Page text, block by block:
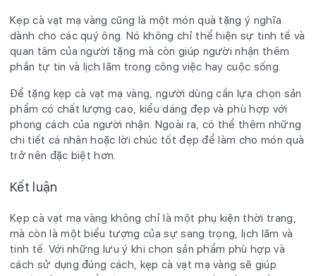
Kẹp cà vạt mạ vàng cũng là một món quà tặng ý nghĩa
dành cho các quý ông. Nó không chỉ thể hiện sự tinh tế và
quan tâm của người tặng mà còn giúp người nhận thêm
phần tự tin và lịch lãm trong công việc hay cuộc sống.
Để tặng kẹp cà vạt mạ vàng, người dùng cần lựa chọn sản
phẩm có chất lượng cao, kiểu dáng đẹp và phù hợp với
phong cách của người nhận. Ngoài ra, có thể thêm những
chi tiết cá nhân hoặc lời chúc tốt đẹp để làm cho món quà
trở nên đặc biệt hơn.
Kết luận
Kẹp cà vạt mạ vàng không chỉ là một phụ kiện thời trang,
mà còn là một biểu tượng của sự sang trọng, lịch lãm và
tinh tế. Với những lưu ý khi chọn sản phẩm phù hợp và
cách sử dụng đúng cách, kẹp cà vạt mạ vàng sẽ giúp